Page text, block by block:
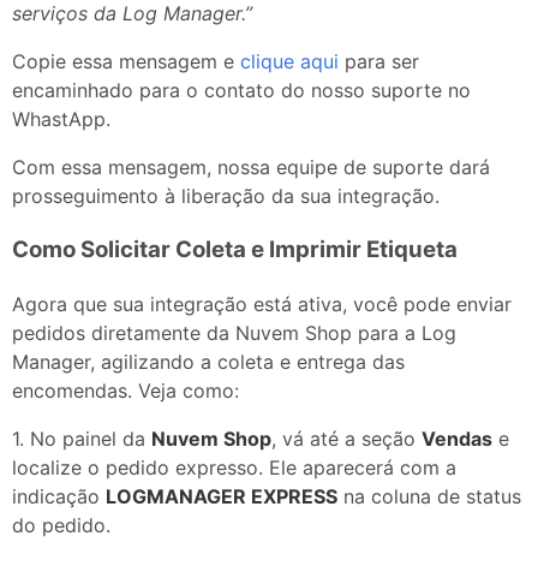
serviços da Log Manager.”
Copie essa mensagem e clique aqui para ser
encaminhado para o contato do nosso suporte no
WhastApp.
Com essa mensagem, nossa equipe de suporte dará
prosseguimento à liberação da sua integração.
Como Solicitar Coleta e Imprimir Etiqueta
Agora que sua integração está ativa, você pode enviar
pedidos diretamente da Nuvem Shop para a Log
Manager, agilizando a coleta e entrega das
encomendas. Veja como:
1. No painel da Nuvem Shop, vá até a seção Vendas e
localize o pedido expresso. Ele aparecerá com a
indicação LOGMANAGER EXPRESS na coluna de status
do pedido.